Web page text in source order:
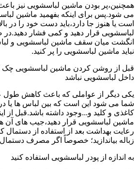
همچنین،پر بودن ماشین لباسشویی نیز
می شود.پس برای اینکه بفهمید ماشین
است یا هنوز جا دارد،باید دست خود را در
انگشت میان سقف ماشین لباسشویی و
نباید ماشین لباسشویی را پر کنید.
قبل از روشن کردن ماشین لباسشویی چک
داخل لباسشویی نباشد
یکی دیگر از عواملی که باعث کاهش طول
شما می شود این است که بین لباس ها یا
کاغذی و کلید و...وجود داشته باشد.قبل از
ماشین لباسشویی قرار دهید،جیب های آن
رعایت بهداشت بعد از استفاده از
زباله بیاندازید؛ خصوصاً اگر مصرف
به اندازه از پودر لباسشویی استفاده کنید